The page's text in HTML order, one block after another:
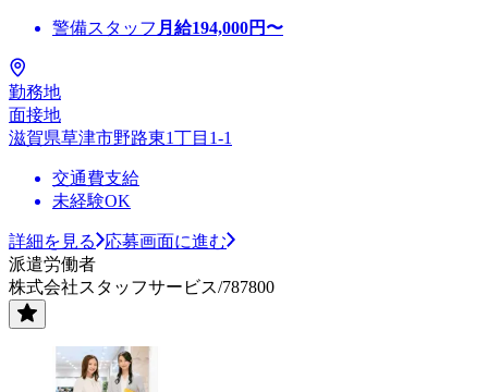
警備スタッフ 月給194,000円〜
勤務地
面接地
滋賀県草津市野路東1丁目1-1
交通費支給
未経験OK
詳細を見る
応募画面に進む
派遣労働者
株式会社スタッフサービス/787800